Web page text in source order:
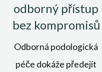
odborný přístup
bez kompromisů
Odborná podologická
péče dokáže předejít